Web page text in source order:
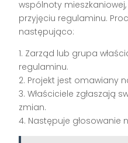
wspólnoty
przyjęciu regulaminu.
następująco:
1. Zarząd lub grupa
regulaminu.
2. Projekt jest omawiany
3. Właściciele zgłaszają
zmian.
4. Następuje głosowanie